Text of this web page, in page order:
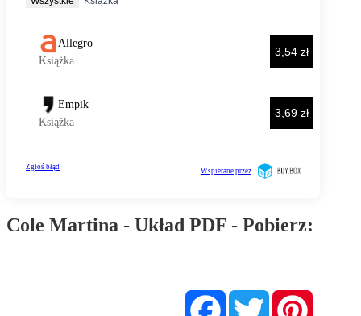
Cole Martina - Układ PDF - Pobierz:
FacebookTwitter Pinterest